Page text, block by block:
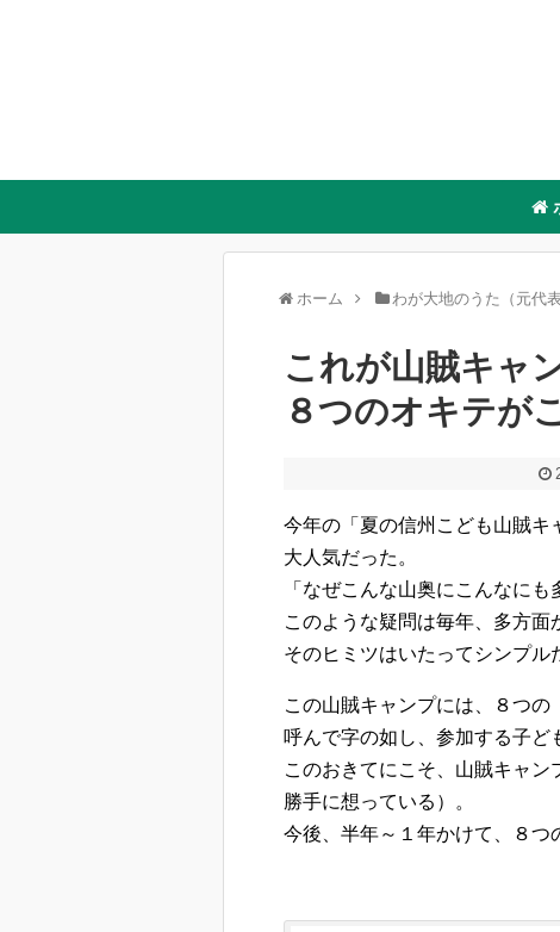
ホーム わが大地のうた（元代
これが山賊キャ
８つのオキテが
今年の「夏の信州こども山賊キ
大人気だった。
「なぜこんな山奥にこんなにも
このような疑問は毎年、多方面
そのヒミツはいたってシンプル
この山賊キャンプには、８つの
呼んで字の如し、参加する子ど
このおきてにこそ、山賊キャ
勝手に想っている）。
今後、半年～１年かけて、８つ